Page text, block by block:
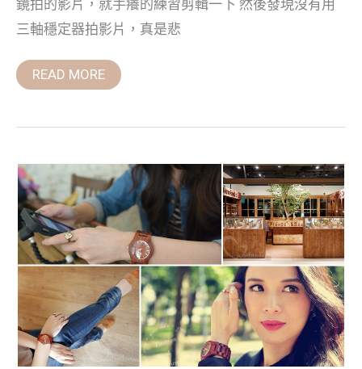
鏡拍的影片，就手癢的練習剪輯一下 然後發現沒有用
三軸穩定器拍影片，真是悲
的
Mad
READ MORE
【時
尚
配
件。
手
錶】
Freedom&Seed
日
本
手
工
高
級
木
製